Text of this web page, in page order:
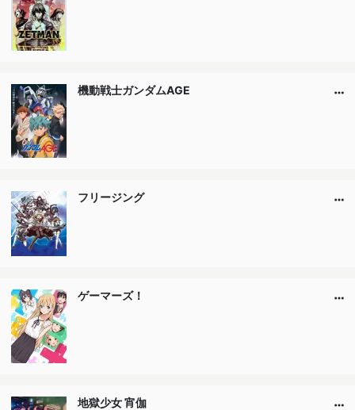
機動戦士ガンダムAGE
フリージング
ゲーマーズ！
地獄少女 宵伽